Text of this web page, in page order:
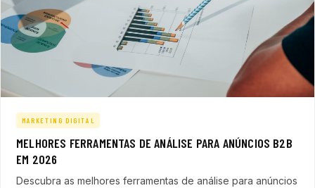
MARKETING DIGITAL
MELHORES FERRAMENTAS DE ANÁLISE PARA ANÚNCIOS B2B
EM 2026
Descubra as melhores ferramentas de análise para anúncios